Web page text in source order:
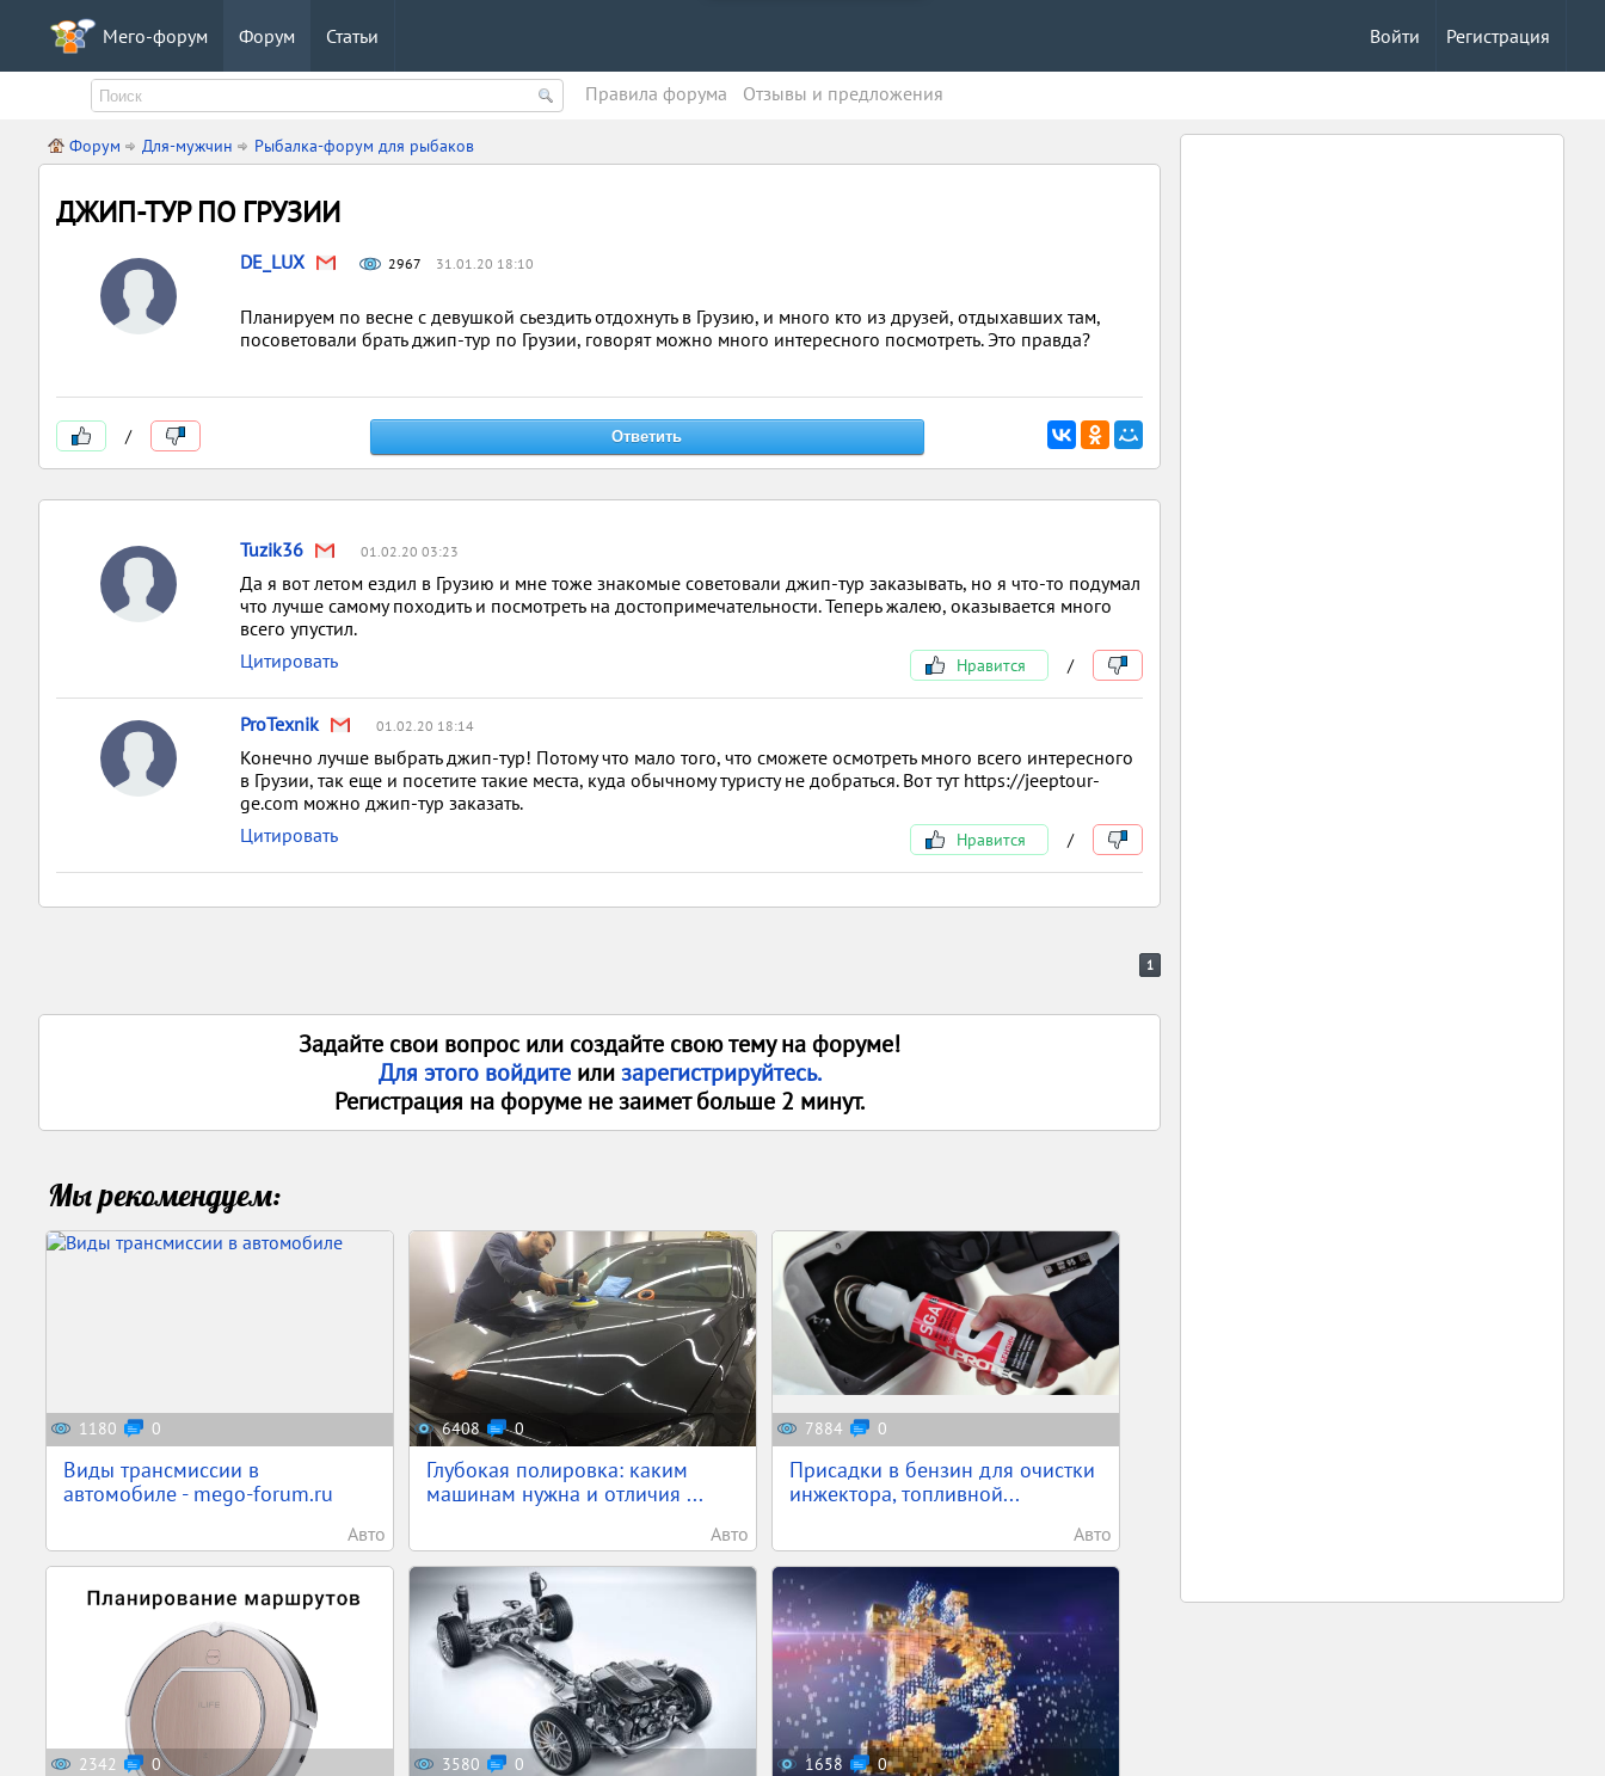
Мего-форум Форум Статьи Регистрация
Войти
Правила форума Oтзывы и предложения
Форум Для-мужчин Рыбалка-форум для рыбаков
ДЖИП-ТУР ПО ГРУЗИИ
DE_LUX 2967 31.01.20 18:10
Планируем по весне с девушкой сьездить отдохнуть в Грузию, и много кто из друзей, отдыхавших там,
посоветовали брать джип-тур по Грузии, говорят можно много интересного посмотреть. Это правда?
/
Tuzik36 01.02.20 03:23
Да я вот летом ездил в Грузию и мне тоже знакомые советовали джип-тур заказывать, но я что-то подумал
что лучше самому походить и посмотреть на достопримечательности. Теперь жалею, оказывается много
всего упустил.
Цитировать
Нравится /
ProTexnik 01.02.20 18:14
Конечно лучше выбрать джип-тур! Потому что мало того, что сможете осмотреть много всего интересного
в Грузии, так еще и посетите такие места, куда обычному туристу не добраться. Вот тут https://jeeptour-
ge.com можно джип-тур заказать.
Цитировать
Нравится /
1
Задайте свои вопрос или создайте свою тему на форуме!
Для этого войдите илизарегистрируйтесь.
Регистрация на форуме не заимет больше 2 минут.
Мы рекомендуем:
1180 0
Виды трансмиссии в
автомобиле - mego-forum.ru
Авто
6408 0
Глубокая полировка: каким
машинам нужна и отличия ...
Авто
7884 0
Присадки в бензин для очистки
инжектора, топливной...
Авто
2342 0 3580 0 1658 0